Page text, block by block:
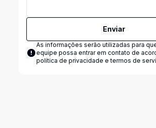
Enviar
As informações serão utilizadas para
equipe possa entrar em contato de
política de privacidade e termos de